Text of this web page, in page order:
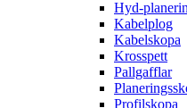
Hyd­-
Kabel­plog
Kabel­skopa
Kros­spett
Pallgafflar
Profil­skopa